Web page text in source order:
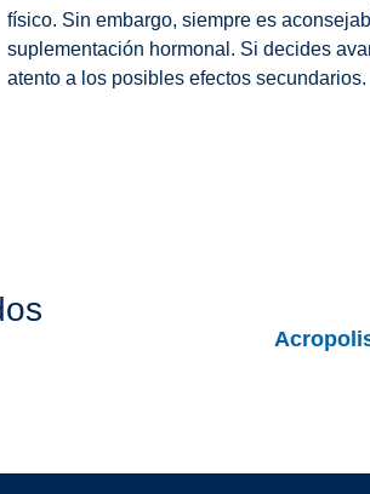
físico. Sin embargo, siempre es
suplementación hormonal. Si decides
atento a los posibles efectos secundarios.